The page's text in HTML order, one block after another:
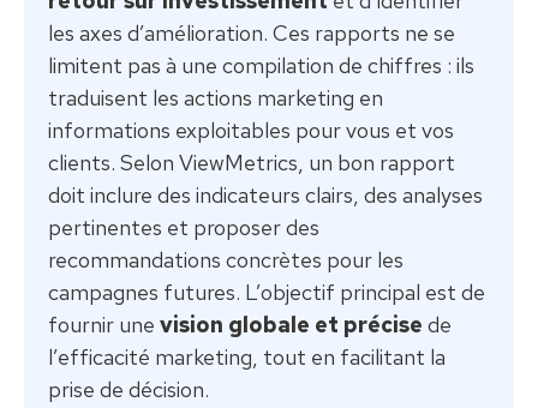
les axes d’amélioration. Ces rapports ne se
limitent pas à une compilation de chiffres : ils
traduisent les actions marketing en
informations exploitables pour vous et vos
clients. Selon ViewMetrics, un bon rapport
doit inclure des indicateurs clairs, des analyses
pertinentes et proposer des
recommandations concrètes pour les
campagnes futures. L’objectif principal est de
fournir une vision globale et précise de
l’efficacité marketing, tout en facilitant la
prise de décision.